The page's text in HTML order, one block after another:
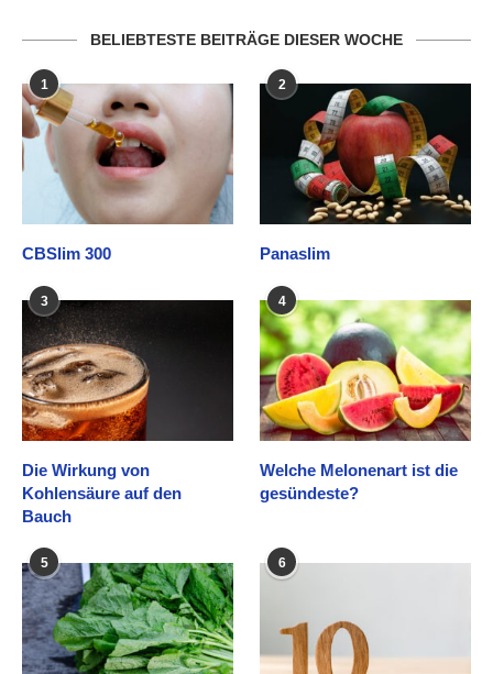
BELIEBTESTE BEITRÄGE DIESER WOCHE
1
CBSlim 300
2
Panaslim
3
Die Wirkung von
Kohlensäure auf den
Bauch
4
Welche Melonenart ist die
gesündeste?
5 6